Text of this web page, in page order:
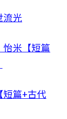
流光
怡米【短篇
短篇+古代